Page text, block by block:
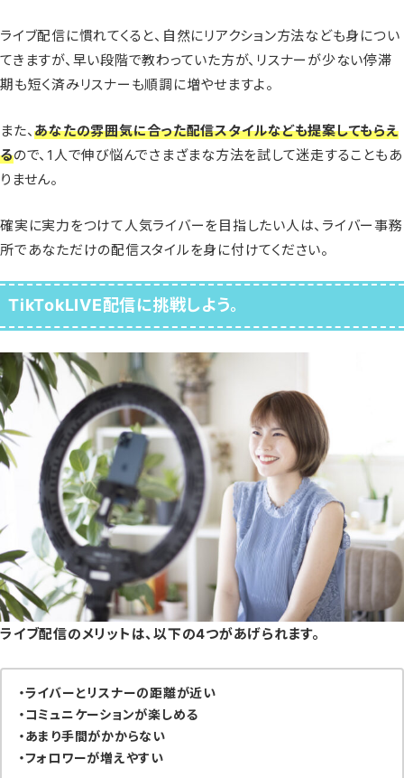
ライブ配信に慣れてくると、自然にリアクション方法なども身につい
てきますが、早い段階で教わっていた方が、リスナーが少ない停滞
期も短く済みリスナーも順調に増やせますよ。
また、あなたの雰囲気に合った配信スタイルなども提案してもらえ
るので、1人で伸び悩んでさまざまな方法を試して迷走することもあ
りません。
確実に実力をつけて人気ライバーを目指したい人は、ライバー事務
所であなただけの配信スタイルを身に付けてください。
TikTokLIVE配信に挑戦しよう。
ライブ配信のメリットは、以下の4つがあげられます。
・ライバーとリスナーの距離が近い
・コミュニケーションが楽しめる
・あまり手間がかからない
・フォロワーが増えやすい